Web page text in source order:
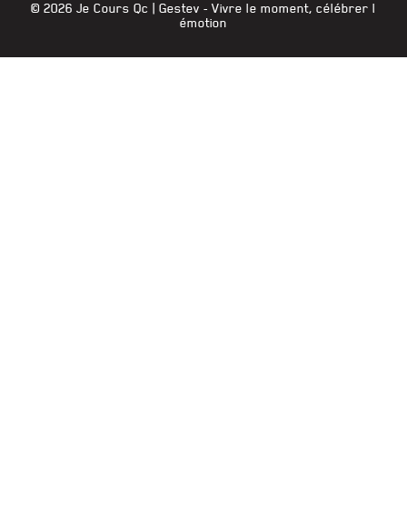
© 2026 Je Cours Qc | Gestev - Vivre le moment, célébrer l
émotion